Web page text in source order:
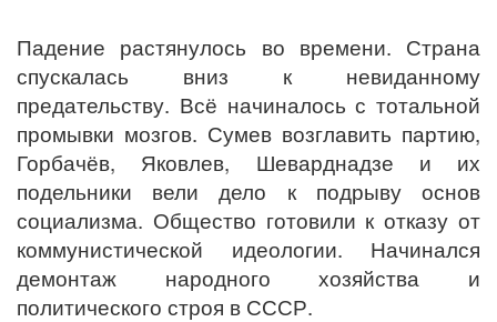
Падение растянулось во времени. Страна
спускалась вниз к невиданному
предательству. Всё начиналось с тотальной
промывки мозгов. Сумев возглавить партию,
Горбачёв, Яковлев, Шеварднадзе и их
подельники вели дело к подрыву основ
социализма. Общество готовили к отказу от
коммунистической идеологии. Начинался
демонтаж народного хозяйства и
политического строя в СССР.